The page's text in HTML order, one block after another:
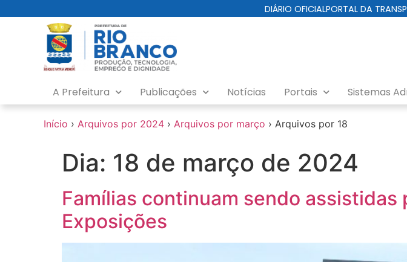
conteúdo
DIÁRIO OFICIALPORTAL DA
A Prefeitura Publicações Notícias Portais Sistemas
Início › Arquivos por 2024 › Arquivos por março › Arquivos por 18
Dia: 18 de março de 2024
Famílias continuam sendo
Exposições